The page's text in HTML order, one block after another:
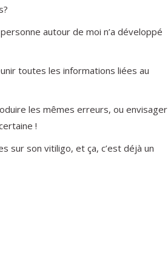
autour de moi n’a développé
toutes les informations liées au
les mêmes erreurs, ou envisager
!
sur son vitiligo, et ça, c’est déjà un